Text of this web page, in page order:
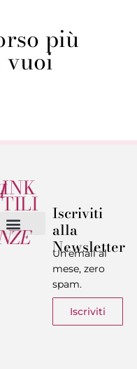
più
vuoi
Iscriviti
alla
Newsletter
Un’email al
mese, zero
spam.
Iscriviti